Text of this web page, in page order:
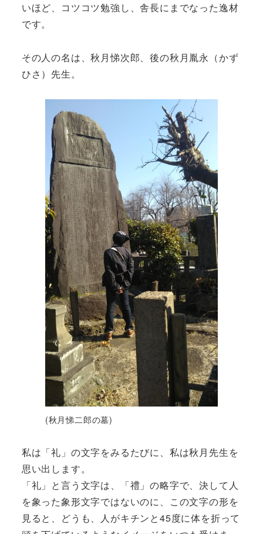
いほど、コツコツ勉強し、舎長にまでなった逸材
です。
その人の名は、秋月悌次郎、後の秋月胤永（かず
ひさ）先生。
(秋月悌二郎の墓)
私は「礼」の文字をみるたびに、私は秋月先生を
思い出します。
「礼」と言う文字は、「禮」の略字で、決して人
を象った象形文字ではないのに、この文字の形を
見ると、どうも、人がキチンと45度に体を折って